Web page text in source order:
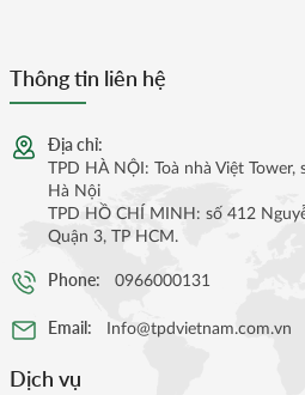
Thông tin liên hệ
Địa chỉ:
TPD HÀ NỘI: Toà nhà Việt
Hà Nội
TPD HỒ CHÍ MINH: số 412
Quận 3, TP HCM.
Phone: 0966000131
Email: Info@tpdvietnam.com.vn
Dịch vụ